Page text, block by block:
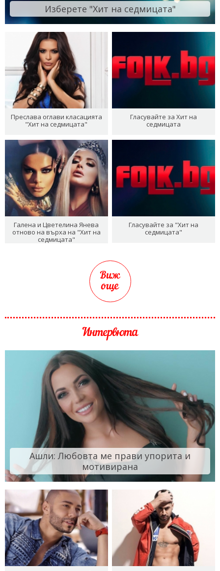
Изберете "Хит на седмицата"
Преслава оглави класацията
"Хит на седмицата"
Гласувайте за Хит на
седмицата
Галена и Цветелина Янева
отново на върха на "Хит на
седмицата"
Гласувайте за "Хит на
седмицата"
Виж
още
Интервюта
Ашли: Любовта ме прави упорита и
мотивирана